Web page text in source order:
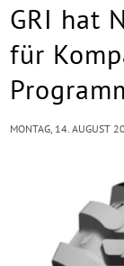
GRI hat
für
MONTAG, 14. AUGUST